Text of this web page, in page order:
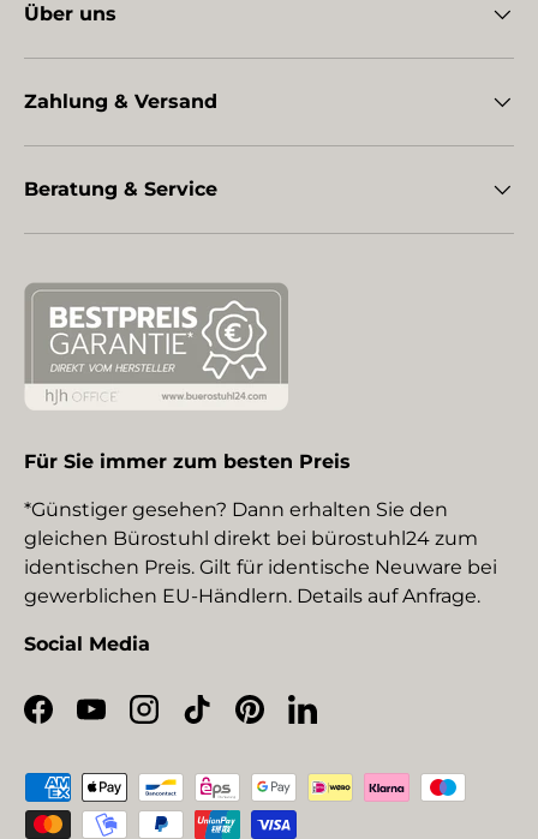
Über uns
Zahlung & Versand
Beratung & Service
Für Sie immer zum besten Preis
*Günstiger gesehen? Dann erhalten Sie den
gleichen Bürostuhl direkt bei bürostuhl24 zum
identischen Preis. Gilt für identische Neuware bei
gewerblichen EU-Händlern. Details auf Anfrage.
Social Media
Facebook
YouTubeInstagram
TikTokPinterestLinkedIn
Zahlungsmethoden